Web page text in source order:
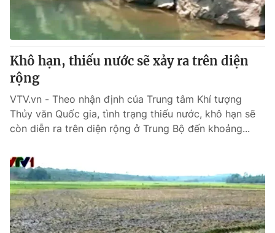
Khô hạn, thiếu nước sẽ xảy ra trên diện
rộng
VTV.vn - Theo nhận định của Trung tâm Khí tượng
Thủy văn Quốc gia, tình trạng thiếu nước, khô hạn sẽ
còn diễn ra trên diện rộng ở Trung Bộ đến khoảng...